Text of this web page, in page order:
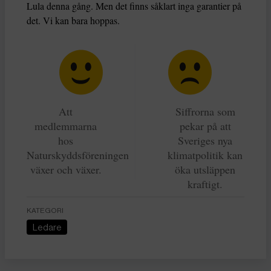
Lula denna gång. Men det finns såklart inga garantier på
det. Vi kan bara hoppas.
Att
medlemmarna
hos
Naturskyddsföreningen
växer och växer.
Siffrorna som
pekar på att
Sveriges nya
klimatpolitik kan
öka utsläppen
kraftigt.
KATEGORI
Ledare